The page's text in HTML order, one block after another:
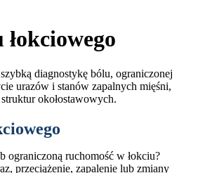
diagnostykę bólu, ograniczonej
urazów i stanów zapalnych mięśni,
okołostawowych.
ograniczoną ruchomość w łokciu?
przeciążenie, zapalenie lub zmiany